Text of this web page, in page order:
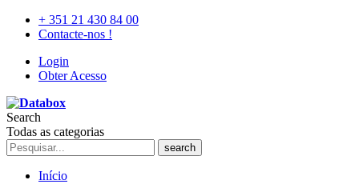
+ 351 21 430 84 00
Contacte-nos !
Login
Obter Acesso
Search
Todas as categorias
search
Início